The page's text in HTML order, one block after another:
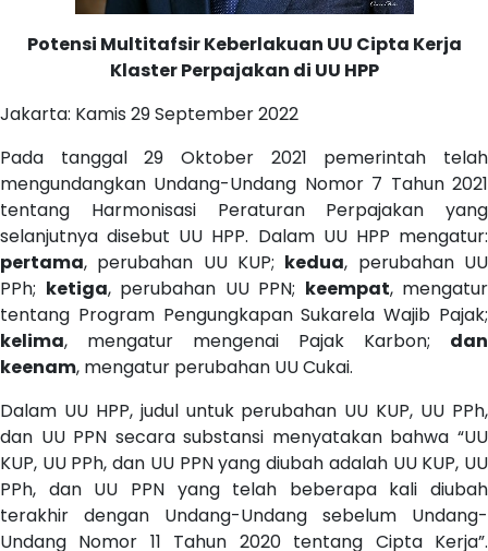
Potensi Multitafsir Keberlakuan UU Cipta Kerja
Klaster Perpajakan di UU HPP
Jakarta: Kamis 29 September 2022
Pada tanggal 29 Oktober 2021 pemerintah telah
mengundangkan Undang-Undang Nomor 7 Tahun 2021
tentang Harmonisasi Peraturan Perpajakan yang
selanjutnya disebut UU HPP. Dalam UU HPP mengatur:
pertama, perubahan UU KUP; kedua, perubahan UU
PPh; ketiga, perubahan UU PPN; keempat, mengatur
tentang Program Pengungkapan Sukarela Wajib Pajak;
kelima, mengatur mengenai Pajak Karbon; dan
keenam, mengatur perubahan UU Cukai.
Dalam UU HPP, judul untuk perubahan UU KUP, UU PPh,
dan UU PPN secara substansi menyatakan bahwa “UU
KUP, UU PPh, dan UU PPN yang diubah adalah UU KUP, UU
PPh, dan UU PPN yang telah beberapa kali diubah
terakhir dengan Undang-Undang sebelum Undang-
Undang Nomor 11 Tahun 2020 tentang Cipta Kerja”.